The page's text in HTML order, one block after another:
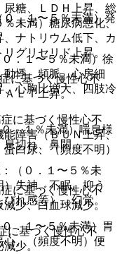
糖、ＬＤＨ上昇、総
未満）糖尿病悪化、
ナトリウム低下、カ
リグリセリド上昇。
に基づく慢性心不
ＡＬＴ上昇。
に基づく慢性心不
障害（ＢＵＮ上昇、
白尿、（頻度不明）
に基づく慢性心不
少、白血球減少。
に基づく慢性心不
減少。
．１〜５％未満）発
．１〜５％未満）徐
悸、頻脈、心房細
心胸比増大、四肢冷
．１％未満）喘息様
息切れ、鼻閉。
（０．１〜５％未
失神、不眠、抑う
れ感等）、幻覚。
．１〜５％未満）胃
、（頻度不明）便